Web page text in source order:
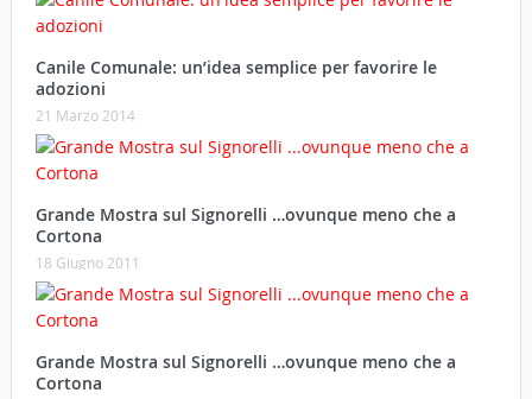
Canile Comunale: un’idea semplice per favorire le
adozioni
21 Marzo 2014
Grande Mostra sul Signorelli …ovunque meno che a
Cortona
18 Giugno 2011
Grande Mostra sul Signorelli …ovunque meno che a
Cortona